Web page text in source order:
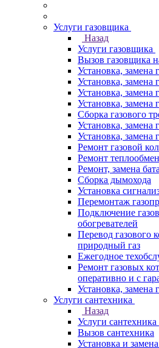
Услуги газовщика
Назад
Услуги газовщика
Вызов газовщика
Установка, замена
Установка, замена
Установка, замена
Установка, замена
Сборка газового
Установка, замена
Установка, замена
Ремонт газовой
Ремонт
Ремонт, замена
Сборка дымохода
Установка
Перемонтаж
Подключение
обогревателей
Перевод газового
природный газ
Ежегодное
Ремонт газовых
оперативно и с
Установка, замена
Услуги сантехника
Назад
Услуги сантехника
Вызов сантехника
Установка и